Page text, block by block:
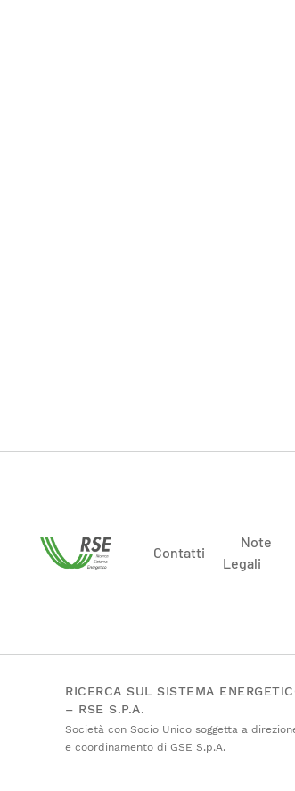
Contatti
Note
Legali
RICERCA SUL SISTEMA
– RSE S.P.A.
Società con Socio Unico soggetta a
e coordinamento di GSE S.p.A.